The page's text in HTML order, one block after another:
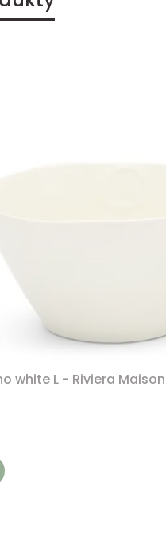
white L - Riviera Maison